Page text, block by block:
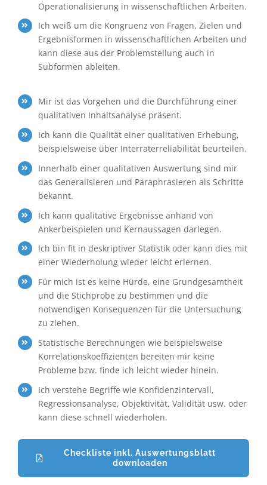
Operationalisierung in wissenschaftlichen Arbeiten.
Ich weiß um die Kongruenz von Fragen, Zielen und
Ergebnisformen in wissenschaftlichen Arbeiten und
kann diese aus der Problemstellung auch in
Subformen ableiten.
Mir ist das Vorgehen und die Durchführung einer
qualitativen Inhaltsanalyse präsent.
Ich kann die Qualität einer qualitativen Erhebung,
beispielsweise über Interraterreliabilität beurteilen.
Innerhalb einer qualitativen Auswertung sind mir
das Generalisieren und Paraphrasieren als Schritte
bekannt.
Ich kann qualitative Ergebnisse anhand von
Ankerbeispielen und Kernaussagen darlegen.
Ich bin fit in deskriptiver Statistik oder kann dies mit
einer Wiederholung wieder leicht erlernen.
Für mich ist es keine Hürde, eine Grundgesamtheit
und die Stichprobe zu bestimmen und die
notwendigen Konsequenzen für die Untersuchung
zu ziehen.
Statistische Berechnungen wie beispielsweise
Korrelationskoeffizienten bereiten mir keine
Probleme bzw. finde ich leicht wieder hinein.
Ich verstehe Begriffe wie Konfidenzintervall,
Regressionsanalyse, Objektivität, Validität usw. oder
kann diese schnell wiederholen.
Checkliste inkl. Auswertungsblatt
downloaden